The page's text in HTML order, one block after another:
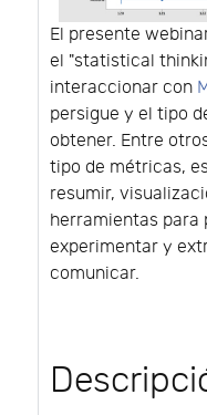
El presente
el "statistical
interaccionar con
persigue y el tipo
obtener. Entre
tipo de métricas,
resumir,
herramientas para
experimentar y
comunicar.